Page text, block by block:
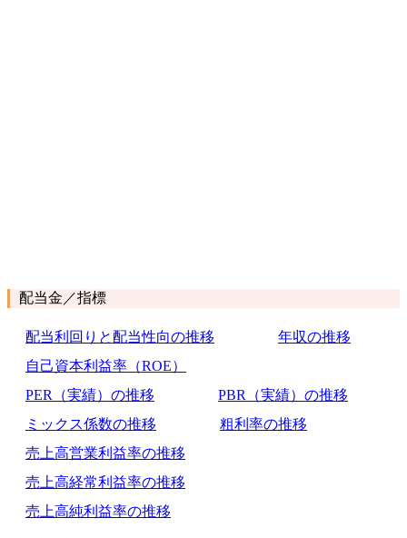
配当金／指標
配当利回りと配当性向の推移
年収の推移
自己資本利益率（ROE）
PER（実績）の推移
PBR（実績）の推移
ミックス係数の推移
粗利率の推移
売上高営業利益率の推移
売上高経常利益率の推移
売上高純利益率の推移